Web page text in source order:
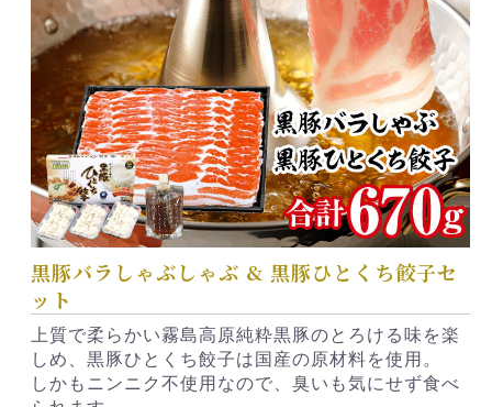
黒豚バラしゃぶしゃぶ & 黒豚ひとくち餃子セ
ット
上質で柔らかい霧島高原純粋黒豚のとろける味を楽
しめ、黒豚ひとくち餃子は国産の原材料を使用。
しかもニンニク不使用なので、臭いも気にせず食べ